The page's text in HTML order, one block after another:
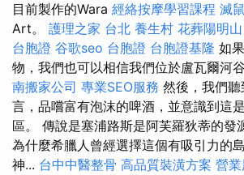
目前製作的Wara 經絡按摩學習課程 滅鼠
Art。 護理之家 台北 養生村 花葬陽明山
台胞證 谷歌seo 台胞證 台胞證基隆 如
物，我們也可以相信我們位於盧瓦爾河
南搬家公司 專業SEO服務 然後，我們
言，品嚐富有泡沫的啤酒，並意識到這
區。 傳說是塞浦路斯是阿芙羅狄蒂的發
為什麼希臘人曾經選擇這個有吸引力的
神... 台中中醫整骨 高品質裝潢方案 營